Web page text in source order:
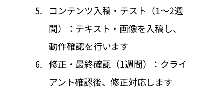
コンテンツ入稿・テスト（1〜2週
間）：テキスト・画像を入稿し、
動作確認を行います
修正・最終確認（1週間）：クライ
アント確認後、修正対応します